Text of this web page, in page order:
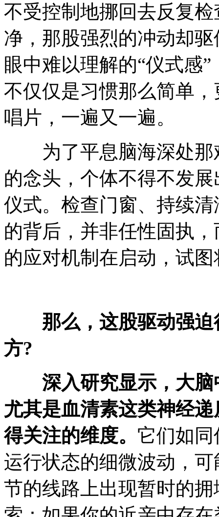
不受控制地挪回去反复
净，那股强烈的冲动却
眼中难以理解的“仪式感
不仅仅是习惯那么简单
唱片，一遍又一遍。
为了平息脑海深处那
的念头，个体不得不发
仪式。检查门窗、持续
的背后，并非任性固执
的应对机制在启动，试
那么，这股驱动强
方?​​
深入研究显示，大脑
尤其是血清素这类神经
得关注的维度。 它们如
运行状态的细微波动，
节的线路上出现暂时的